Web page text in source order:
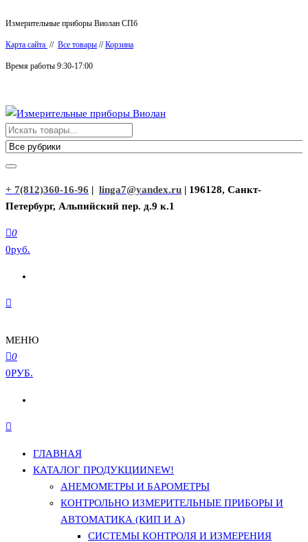
к
содержимому
Измерительные приборы Виолан СПб
Карта сайта // Все товары //Корзина
Время работы 9:30-17:00
Измерительные приборы Виолан
+ 7(812)360-16-96 | linga7@yandex.ru | 196128, Санкт-
Петербург, Альпийский пер. д.9 к.1
0
0руб.
МЕНЮ
0
0РУБ.
ГЛАВНАЯ
КАТАЛОГ ПРОДУКЦИИNEW!
АНЕМОМЕТРЫ И БАРОМЕТРЫ
КОНТРОЛЬНО ИЗМЕРИТЕЛЬНЫЕ ПРИБОРЫ И
АВТОМАТИКА (КИП И А)
СИСТЕМЫ КОНТРОЛЯ И ИЗМЕРЕНИЯ